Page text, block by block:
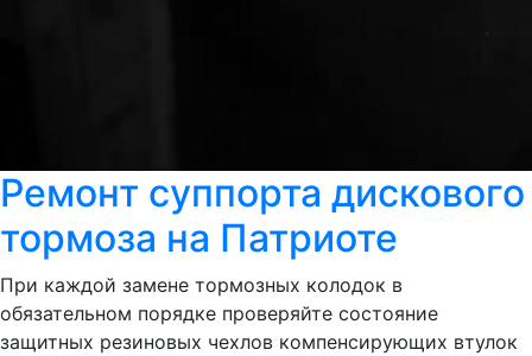
Ремонт суппорта дискового
тормоза на Патриоте
При каждой замене тормозных колодок в
обязательном порядке проверяйте состояние
защитных резиновых чехлов компенсирующих втулок